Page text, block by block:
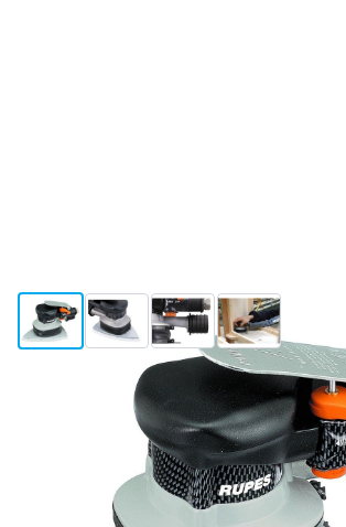
View larger imageView larger imageView larger image
View larger
Se envía hoy
€ incl. IVA
Añadir al